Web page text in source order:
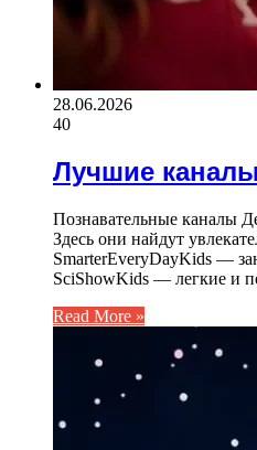
28.06.2026
40
Лучшие
Познавательные каналы
Здесь они найдут
SmarterEveryDayKids —
SciShowKids — легкие и
Read More »